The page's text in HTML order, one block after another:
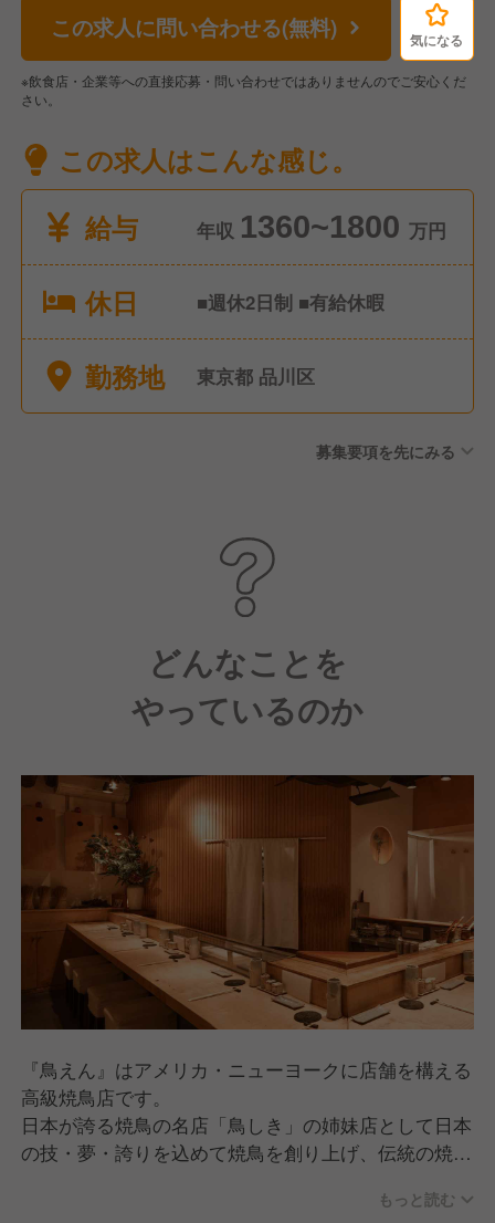
この求人に問い合わせる(無料) 気になる
※飲食店・企業等への直接応募・問い合わせではありませんのでご安心くだ
さい。
この求人はこんな感じ。
給与
年収 1360~1800 万円
休日 ■週休2日制 ■有給休暇
勤務地 東京都 品川区
募集要項を先にみる
どんなことを
やっているのか
『鳥えん』はアメリカ・ニューヨークに店舗を構える
高級焼鳥店です。
日本が誇る焼鳥の名店「鳥しき」の姉妹店として日本
の技・夢・誇りを込めて焼鳥を創り上げ、伝統の焼き
2020年に開業以来、有名グルメガイドで一つ星獲得
もっと読む
気になる